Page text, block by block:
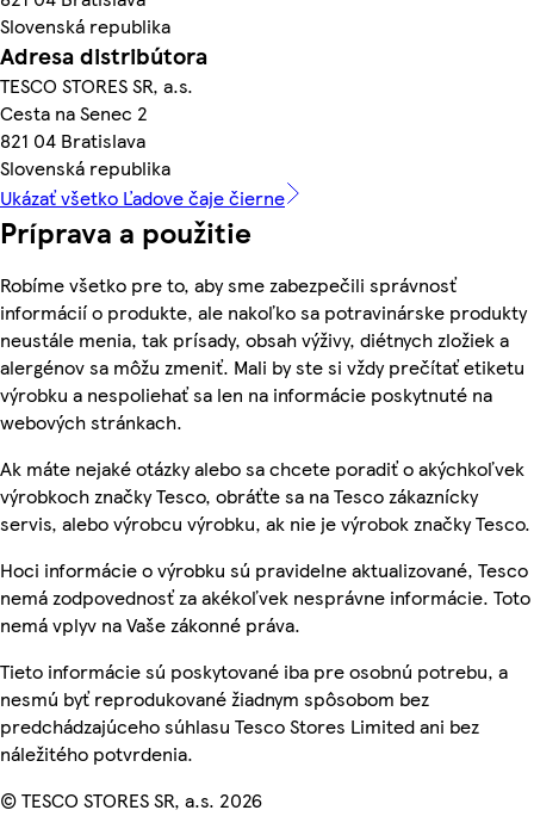
Slovenská republika
Adresa distribútora
TESCO STORES SR, a.s.
Cesta na Senec 2
821 04 Bratislava
Slovenská republika
Ukázať všetko Ľadove čaje čierne
Príprava a použitie
Robíme všetko pre to, aby sme zabezpečili správnosť
informácií o produkte, ale nakoľko sa potravinárske produkty
neustále menia, tak prísady, obsah výživy, diétnych zložiek a
alergénov sa môžu zmeniť. Mali by ste si vždy prečítať etiketu
výrobku a nespoliehať sa len na informácie poskytnuté na
webových stránkach.
Ak máte nejaké otázky alebo sa chcete poradiť o akýchkoľvek
výrobkoch značky Tesco, obráťte sa na Tesco zákaznícky
servis, alebo výrobcu výrobku, ak nie je výrobok značky Tesco.
Hoci informácie o výrobku sú pravidelne aktualizované, Tesco
nemá zodpovednosť za akékoľvek nesprávne informácie. Toto
nemá vplyv na Vaše zákonné práva.
Tieto informácie sú poskytované iba pre osobnú potrebu, a
nesmú byť reprodukované žiadnym spôsobom bez
predchádzajúceho súhlasu Tesco Stores Limited ani bez
náležitého potvrdenia.
© TESCO STORES SR, a.s. 2026